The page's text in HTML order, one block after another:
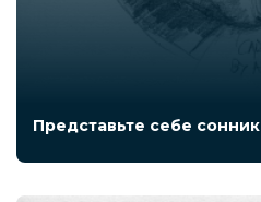
Представьте себе сонник